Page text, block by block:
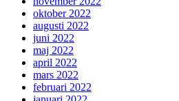
oktober 2022
augusti 2022
juni 2022
maj 2022
april 2022
mars 2022
februari 2022